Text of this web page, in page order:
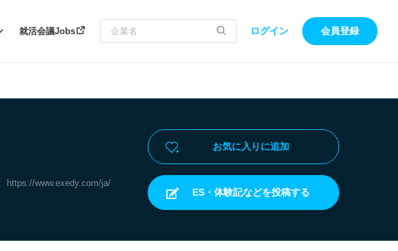
就活会議Jobs ログイン 会員登録
https://www.exedy.com/ja/
お気に入りに追加
ES・体験記などを投稿する